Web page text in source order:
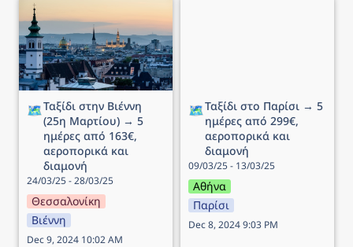
Μαρτίου) → 5 ημέρες
από 163€, αεροπορικά
και διαμονή
🗺️Ταξίδι στην Βιέννη
(25η Μαρτίου) → 5
ημέρες από 163€,
αεροπορικά και
διαμονή
24/03/25 - 28/03/25
Θεσσαλονίκη
Βιέννη
Dec 9, 2024 10:02 AM
🗺️Ταξίδι στο Παρίσι → 5
ημέρες από 299€,
αεροπορικά και
διαμονή
09/03/25 - 13/03/25
Αθήνα
Παρίσι
Dec 8, 2024 9:03 PM